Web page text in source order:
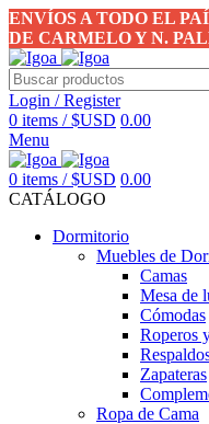
ENVÍOS A TODO EL
DE CARMELO Y N.
Login / Register
0 items / $USD 0.00
Menu
0 items / $USD 0.00
CATÁLOGO
Dormitorio
Muebles de
Camas
Mesa de
Cómodas
Roperos
Zapateras
Ropa de Cama